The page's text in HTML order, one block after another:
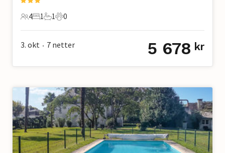
4 Gjester
4
1 Soverom
1
1 Bad
1
0 Kjæledyr
0
3. okt • 7 netter 5 678 kr